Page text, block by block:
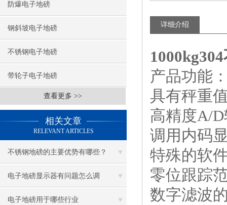
防爆电子地磅
钢斜坡电子地磅
不锈钢电子地磅
带轮子电子地磅
查看更多 >>
相关文章
RELEVANT ARTICLES
不锈钢地磅的主要优势有哪些？
电子地磅显示器有问题怎么调
电子地磅用于哪些行业
详细介绍
产品功能
具有秤重
高精度A/
调用内码
特殊的软
零位跟踪
数字滤波